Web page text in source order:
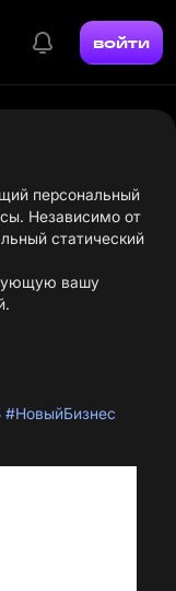
войти
персональный
Независимо от
статический
вашу
#НовыйБизнес